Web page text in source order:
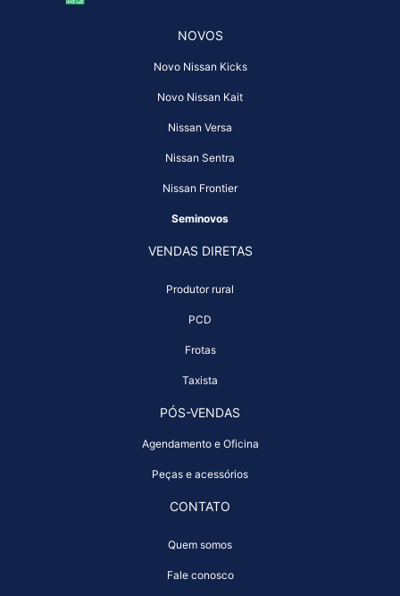
NOVOS
Novo Nissan Kicks
Novo Nissan Kait
Nissan Versa
Nissan Sentra
Nissan Frontier
Seminovos
VENDAS DIRETAS
Produtor rural
PCD
Frotas
Taxista
PÓS-VENDAS
Agendamento e Oficina
Peças e acessórios
CONTATO
Quem somos
Fale conosco